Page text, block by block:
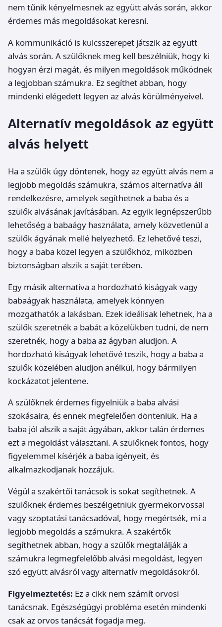
nem tűnik kényelmesnek az együtt alvás során, akkor
érdemes más megoldásokat keresni.
A kommunikáció is kulcsszerepet játszik az együtt
alvás során. A szülőknek meg kell beszélniük, hogy ki
hogyan érzi magát, és milyen megoldások működnek
a legjobban számukra. Ez segíthet abban, hogy
mindenki elégedett legyen az alvás körülményeivel.
Alternatív megoldások az együtt
alvás helyett
Ha a szülők úgy döntenek, hogy az együtt alvás nem a
legjobb megoldás számukra, számos alternatíva áll
rendelkezésre, amelyek segíthetnek a baba és a
szülők alvásának javításában. Az egyik legnépszerűbb
lehetőség a babaágy használata, amely közvetlenül a
szülők ágyának mellé helyezhető. Ez lehetővé teszi,
hogy a baba közel legyen a szülőkhöz, miközben
biztonságban alszik a saját terében.
Egy másik alternatíva a hordozható kiságyak vagy
babaágyak használata, amelyek könnyen
mozgathatók a lakásban. Ezek ideálisak lehetnek, ha a
szülők szeretnék a babát a közelükben tudni, de nem
szeretnék, hogy a baba az ágyban aludjon. A
hordozható kiságyak lehetővé teszik, hogy a baba a
szülők közelében aludjon anélkül, hogy bármilyen
kockázatot jelentene.
A szülőknek érdemes figyelniük a baba alvási
szokásaira, és ennek megfelelően dönteniük. Ha a
baba jól alszik a saját ágyában, akkor talán érdemes
ezt a megoldást választani. A szülőknek fontos, hogy
figyelemmel kísérjék a baba igényeit, és
alkalmazkodjanak hozzájuk.
Végül a szakértői tanácsok is sokat segíthetnek. A
szülőknek érdemes beszélgetniük gyermekorvossal
vagy szoptatási tanácsadóval, hogy megértsék, mi a
legjobb megoldás a számukra. A szakértők
segíthetnek abban, hogy a szülők megtalálják a
számukra legmegfelelőbb alvási megoldást, legyen
szó együtt alvásról vagy alternatív megoldásokról.
Figyelmeztetés: Ez a cikk nem számít orvosi
tanácsnak. Egészségügyi probléma esetén mindenki
csak az orvos tanácsát fogadja meg.